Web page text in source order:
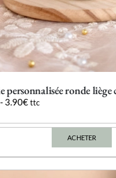
personnalisée ronde
- 3.90€ ttc
ACHETER
Ce